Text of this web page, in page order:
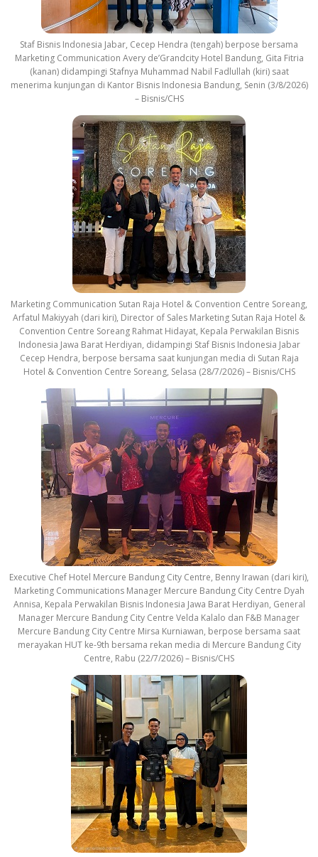
Staf Bisnis Indonesia Jabar, Cecep Hendra (tengah) berpose bersama
Marketing Communication Avery de’Grandcity Hotel Bandung, Gita Fitria
(kanan) didampingi Stafnya Muhammad Nabil Fadlullah (kiri) saat
menerima kunjungan di Kantor Bisnis Indonesia Bandung, Senin (3/8/2026)
– Bisnis/CHS
Marketing Communication Sutan Raja Hotel & Convention Centre Soreang,
Arfatul Makiyyah (dari kiri), Director of Sales Marketing Sutan Raja Hotel &
Convention Centre Soreang Rahmat Hidayat, Kepala Perwakilan Bisnis
Indonesia Jawa Barat Herdiyan, didampingi Staf Bisnis Indonesia Jabar
Cecep Hendra, berpose bersama saat kunjungan media di Sutan Raja
Hotel & Convention Centre Soreang, Selasa (28/7/2026) – Bisnis/CHS
Executive Chef Hotel Mercure Bandung City Centre, Benny Irawan (dari kiri),
Marketing Communications Manager Mercure Bandung City Centre Dyah
Annisa, Kepala Perwakilan Bisnis Indonesia Jawa Barat Herdiyan, General
Manager Mercure Bandung City Centre Velda Kalalo dan F&B Manager
Mercure Bandung City Centre Mirsa Kurniawan, berpose bersama saat
merayakan HUT ke-9th bersama rekan media di Mercure Bandung City
Centre, Rabu (22/7/2026) – Bisnis/CHS